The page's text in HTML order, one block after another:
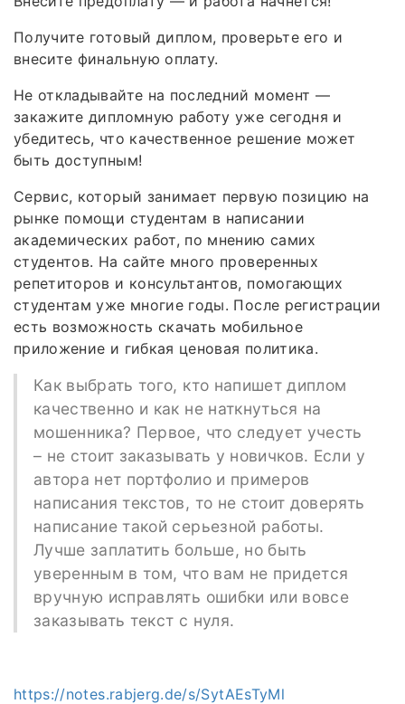
Получите готовый диплом, проверьте его и
внесите финальную оплату.
Не откладывайте на последний момент —
закажите дипломную работу уже сегодня и
убедитесь, что качественное решение может
быть доступным!
Сервис, который занимает первую позицию на
рынке помощи студентам в написании
академических работ, по мнению самих
студентов. На сайте много проверенных
репетиторов и консультантов, помогающих
студентам уже многие годы. После регистрации
есть возможность скачать мобильное
приложение и гибкая ценовая политика.
Как выбрать того, кто напишет диплом
качественно и как не наткнуться на
мошенника? Первое, что следует учесть
– не стоит заказывать у новичков. Если у
автора нет портфолио и примеров
написания текстов, то не стоит доверять
написание такой серьезной работы.
Лучше заплатить больше, но быть
уверенным в том, что вам не придется
вручную исправлять ошибки или вовсе
заказывать текст с нуля.
https://notes.rabjerg.de/s/SytAEsTyMl